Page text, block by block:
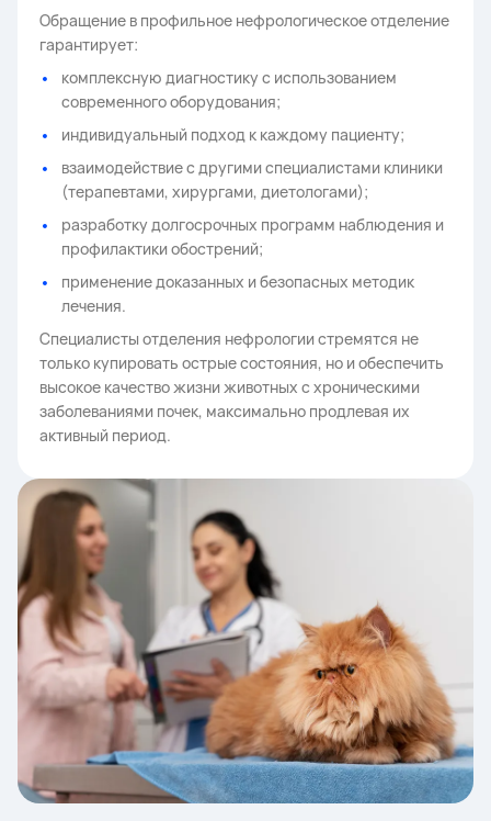
Обращение в профильное нефрологическое отделение
гарантирует:
комплексную диагностику с использованием
современного оборудования;
индивидуальный подход к каждому пациенту;
взаимодействие с другими специалистами клиники
(терапевтами, хирургами, диетологами);
разработку долгосрочных программ наблюдения и
профилактики обострений;
применение доказанных и безопасных методик
лечения.
Специалисты отделения нефрологии стремятся не
только купировать острые состояния, но и обеспечить
высокое качество жизни животных с хроническими
заболеваниями почек, максимально продлевая их
активный период.